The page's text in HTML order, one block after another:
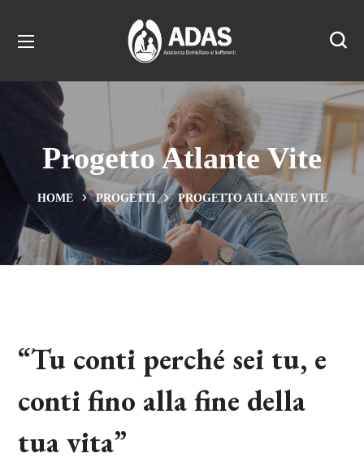
Progetto Atlante Vite
HOME PROGETTI PROGETTO ATLANTE VITE
“Tu conti perché sei tu, e
conti fino alla fine della
tua vita”